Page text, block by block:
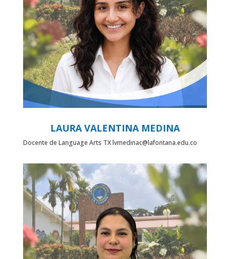
LAURA VALENTINA MEDINA
Docente de Language Arts TX lvmedinac@lafontana.edu.co